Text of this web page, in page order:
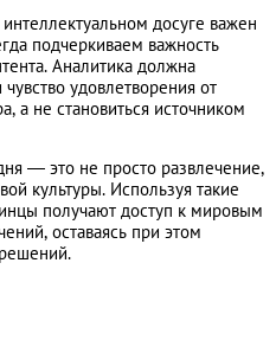
досуге важен
подчеркиваем важность
Аналитика должна
удовлетворения от
а не становиться источником
— это не просто развлечение,
культуры. Используя такие
получают доступ к мировым
оставаясь при этом